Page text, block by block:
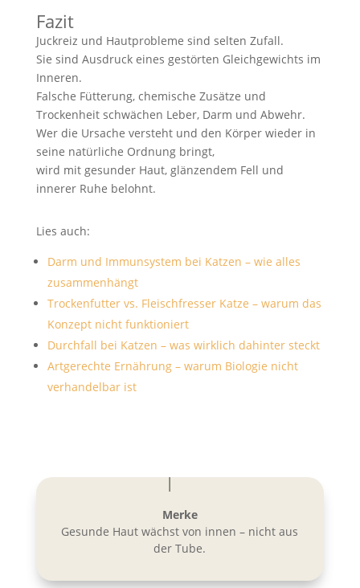
Fazit
Juckreiz und Hautprobleme sind selten Zufall.
Sie sind Ausdruck eines gestörten Gleichgewichts im
Inneren.
Falsche Fütterung, chemische Zusätze und
Trockenheit schwächen Leber, Darm und Abwehr.
Wer die Ursache versteht und den Körper wieder in
seine natürliche Ordnung bringt,
wird mit gesunder Haut, glänzendem Fell und
innerer Ruhe belohnt.
Lies auch:
Darm und Immunsystem bei Katzen – wie alles
zusammenhängt
Trockenfutter vs. Fleischfresser Katze – warum das
Konzept nicht funktioniert
Durchfall bei Katzen – was wirklich dahinter steckt
Artgerechte Ernährung – warum Biologie nicht
verhandelbar ist
Merke
Gesunde Haut wächst von innen – nicht aus
der Tube.